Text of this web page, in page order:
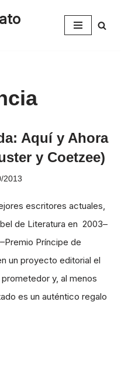
Aquí y Ahora
y Coetzee)
2013
escritores actuales,
de Literatura en 2003–
Príncipe de
un proyecto editorial el
y, al menos
es un auténtico regalo